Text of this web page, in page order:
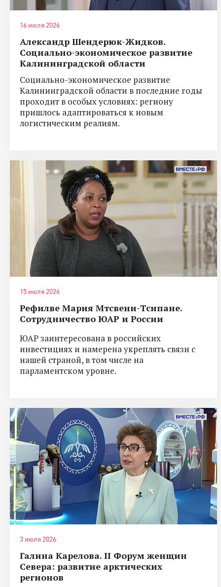
16 июля 2026
Александр Шендерюк-Жидков.
Социально-экономическое развитие
Калининградской области
Социально-экономическое развитие
Калининградской области в последние годы
проходит в особых условиях: региону
пришлось адаптироваться к новым
логистическим реалиям.
15 июля 2026
Рефилве Мария Мтсвени-Тсипане.
Сотрудничество ЮАР и России
ЮАР заинтересована в российских
инвестициях и намерена укреплять связи с
нашей страной, в том числе на
парламентском уровне.
3 июля 2026
Галина Карелова. II Форум женщин
Севера: развитие арктических
регионов